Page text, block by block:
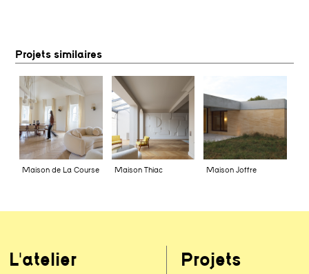
Projets similaires
Maison de La Course Maison Thiac Maison Joffre
L'atelier Projets